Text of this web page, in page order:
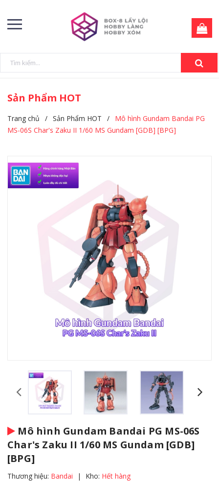
Sản Phẩm HOT
Trang chủ / Sản Phẩm HOT /
Mô hình Gundam Bandai PG
MS-06S Char's Zaku II 1/60 MS Gundam [GDB] [BPG]
Mô hình Gundam Bandai PG MS-06S
Char's Zaku II 1/60 MS Gundam [GDB]
[BPG]
Thương hiệu: Bandai | Kho: Hết hàng